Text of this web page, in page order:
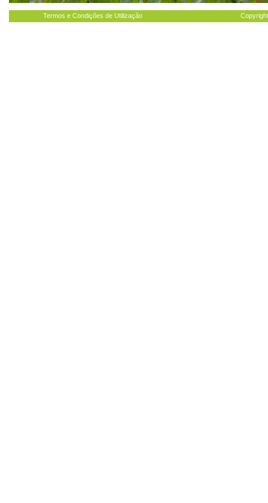
Termos e Condições de Utilização